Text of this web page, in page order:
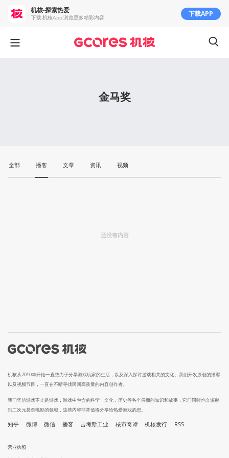
金马奖
全部 播客 文章 资讯 视频
还没有内容
机核从2010年开始一直致力于分享游戏玩家的生活，以及深入探讨游戏相关的文化。我们开发原创的播客
以及视频节目，一直在不断寻找民间高质量的内容创作者。
我们坚信游戏不止是游戏，游戏中包含的科学，文化，历史等各个层面的知识和故事，它们同时也会辐射
到二次元甚至电影的领域，这些内容非常值得分享给热爱游戏的您。
知乎 微博 微信 播客 吉考斯工业 核市奇谭 机核发行 RSS
营业执照
机核-探索热爱
下载 机核App 浏览更多精彩内容 下载APP